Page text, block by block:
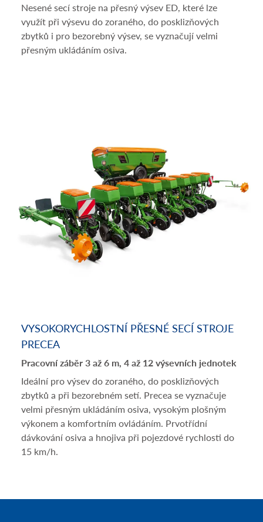
Nesené secí stroje na přesný výsev ED, které lze
využít při výsevu do zoraného, do posklizňových
zbytků i pro bezorebný výsev, se vyznačují velmi
přesným ukládáním osiva.
VYSOKORYCHLOSTNÍ PŘESNÉ SECÍ STROJE
PRECEA
Pracovní záběr 3 až 6 m, 4 až 12 výsevních jednotek
Ideální pro výsev do zoraného, do posklizňových
zbytků a při bezorebném setí. Precea se vyznačuje
velmi přesným ukládáním osiva, vysokým plošným
výkonem a komfortním ovládáním. Prvotřídní
dávkování osiva a hnojiva při pojezdové rychlosti do
15 km/h.